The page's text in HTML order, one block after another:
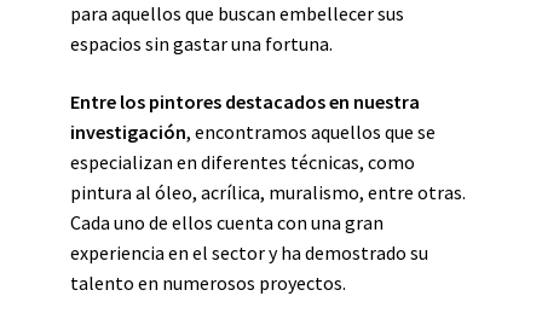
para aquellos que buscan embellecer sus
espacios sin gastar una fortuna.
Entre los pintores destacados en nuestra
investigación, encontramos aquellos que se
especializan en diferentes técnicas, como
pintura al óleo, acrílica, muralismo, entre otras.
Cada uno de ellos cuenta con una gran
experiencia en el sector y ha demostrado su
talento en numerosos proyectos.